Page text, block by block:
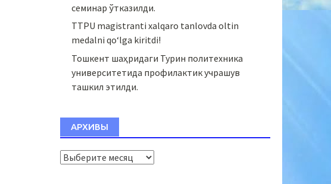
семинар ўтказилди.
TTPU magistranti xalqaro tanlovda oltin
medalni qo‘lga kiritdi!
Тошкент шаҳридаги Турин политехника
университетида профилактик учрашув
ташкил этилди.
АРХИВЫ
Архивы